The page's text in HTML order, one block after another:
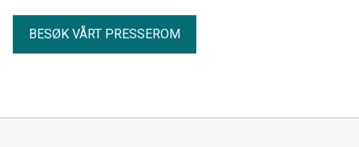
BESØK VÅRT PRESSEROM